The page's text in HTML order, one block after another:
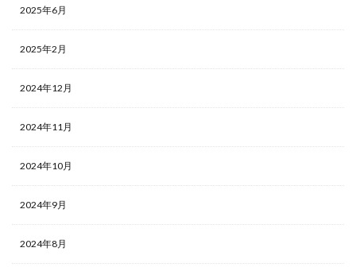
2025年6月
2025年2月
2024年12月
2024年11月
2024年10月
2024年9月
2024年8月